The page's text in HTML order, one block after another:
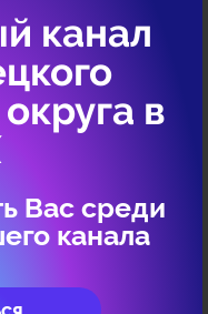
канал
в
Вас среди
канала
дней 13